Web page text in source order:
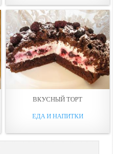
ВКУСНЫЙ ТОРТ
ЕДА И НАПИТКИ